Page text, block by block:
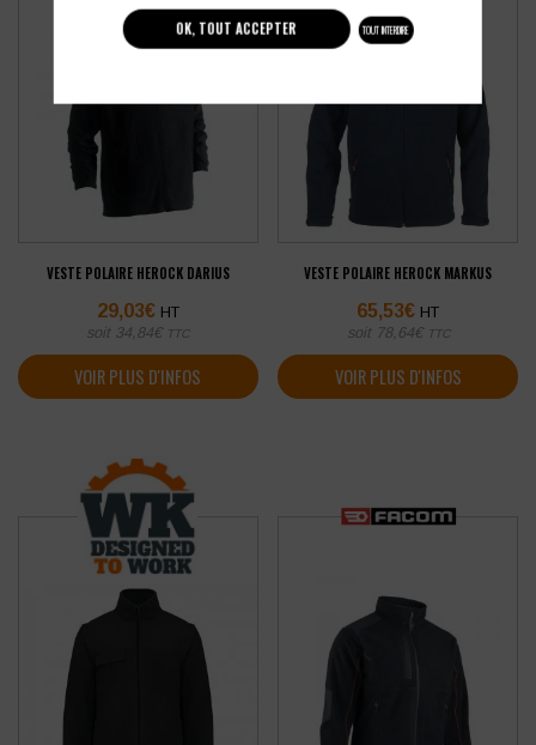
VESTE POLAIRE HEROCK DARIUS
29,03€ HT
soit 34,84€ TTC
VOIR PLUS D'INFOS
VESTE POLAIRE HEROCK MARKUS
65,53€ HT
soit 78,64€ TTC
VOIR PLUS D'INFOS
OK, TOUT ACCEPTER TOUT INTERDIRE